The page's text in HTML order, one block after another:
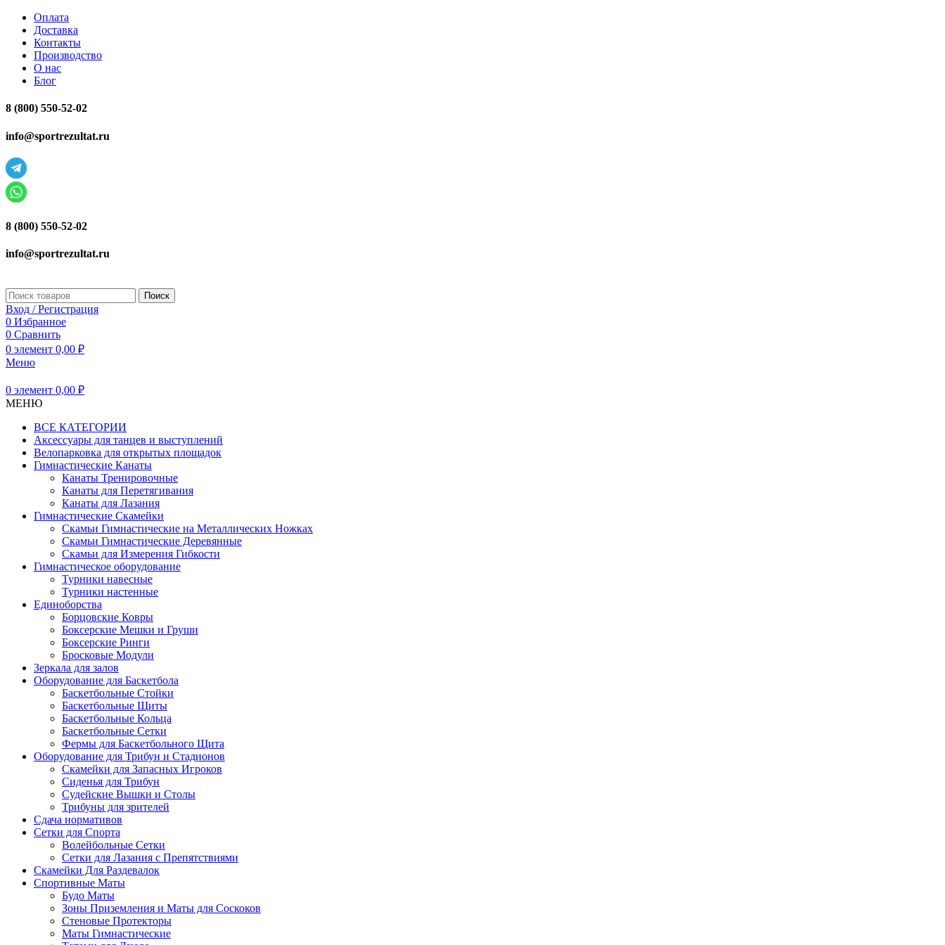
Оплата
Доставка
Контакты
Производство
О нас
Блог
8 (800) 550-52-02
info@sportrezultat.ru
8 (800) 550-52-02
info@sportrezultat.ru
Поиск
Вход / Регистрация
0 Избранное
0 Сравнить
0 элемент 0,00 ₽
Меню
0 элемент 0,00 ₽
МЕНЮ
ВСЕ КАТЕГОРИИ
Аксессуары для танцев и выступлений
Велопарковка для открытых площадок
Гимнастические Канаты
Канаты Тренировочные
Канаты для Перетягивания
Канаты для Лазания
Гимнастические Скамейки
Скамьи Гимнастические на Металлических Ножках
Скамьи Гимнастические Деревянные
Скамьи для Измерения Гибкости
Гимнастическое оборудование
Турники навесные
Турники настенные
Единоборства
Борцовские Ковры
Боксерские Мешки и Груши
Боксерские Ринги
Бросковые Модули
Зеркала для залов
Оборудование для Баскетбола
Баскетбольные Стойки
Баскетбольные Щиты
Баскетбольные Кольца
Баскетбольные Сетки
Фермы для Баскетбольного Щита
Оборудование для Трибун и Стадионов
Скамейки для Запасных Игроков
Сиденья для Трибун
Судейские Вышки и Столы
Трибуны для зрителей
Сдача нормативов
Сетки для Спорта
Волейбольные Сетки
Сетки для Лазания с Препятствиями
Скамейки Для Раздевалок
Спортивные Маты
Будо Маты
Зоны Приземления и Маты для Соскоков
Стеновые Протекторы
Маты Гимнастические